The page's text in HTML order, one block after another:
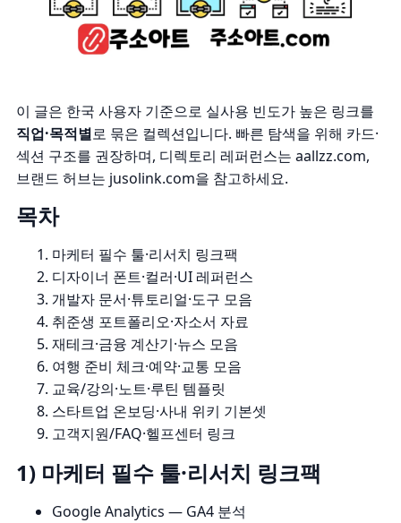
이 글은 한국 사용자 기준으로 실사용 빈도가 높은 링크를
직업·목적별로 묶은 컬렉션입니다. 빠른 탐색을 위해 카드·
섹션 구조를 권장하며, 디렉토리 레퍼런스는 aallzz.com,
브랜드 허브는 jusolink.com을 참고하세요.
목차
마케터 필수 툴·리서치 링크팩
디자이너 폰트·컬러·UI 레퍼런스
개발자 문서·튜토리얼·도구 모음
취준생 포트폴리오·자소서 자료
재테크·금융 계산기·뉴스 모음
여행 준비 체크·예약·교통 모음
교육/강의·노트·루틴 템플릿
스타트업 온보딩·사내 위키 기본셋
고객지원/FAQ·헬프센터 링크
1) 마케터 필수 툴·리서치 링크팩
Google Analytics — GA4 분석